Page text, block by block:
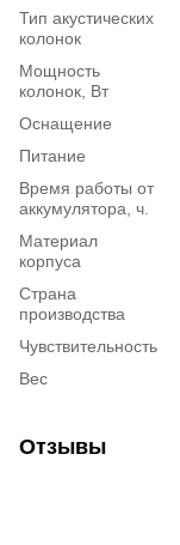
Тип акустических
колонок
Мощность
колонок, Вт
Оснащение
Питание
Время работы от
аккумулятора, ч.
Материал
корпуса
Страна
производства
Чувствительность
Вес
Отзывы